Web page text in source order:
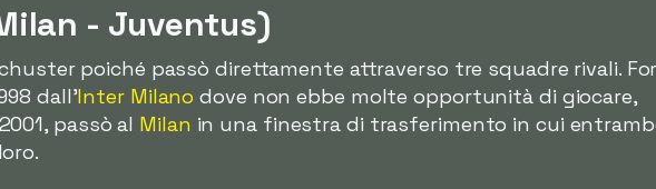
- Juventus)
poiché passò direttamente attraverso tre squadre rivali.
dall'Inter Milano dove non ebbe molte opportunità di giocare,
passò al Milan in una finestra di trasferimento in cui